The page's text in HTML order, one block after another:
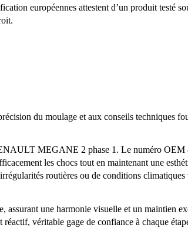
européennes attestent d’un produit testé
du moulage et aux conseils techniques
MEGANE 2 phase 1. Le numéro
les chocs tout en maintenant une
routières ou de conditions
assurant une harmonie visuelle et un maintien
véritable gage de confiance à chaque